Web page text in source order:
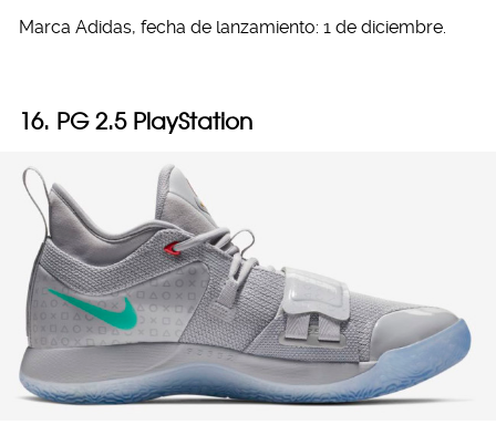
Marca Adidas, fecha de lanzamiento: 1 de diciembre.
16. PG 2.5 PlayStation